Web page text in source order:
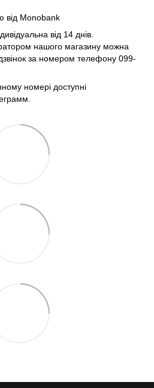
від Monobank
від 14 днів.
нашого магазину можна
за номером телефону 099-
номері доступні